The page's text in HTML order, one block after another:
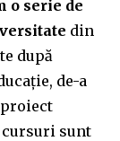
o serie de
din
după
de-a
cursuri sunt